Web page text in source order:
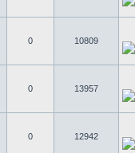
0 10809
0 13957
0 12942